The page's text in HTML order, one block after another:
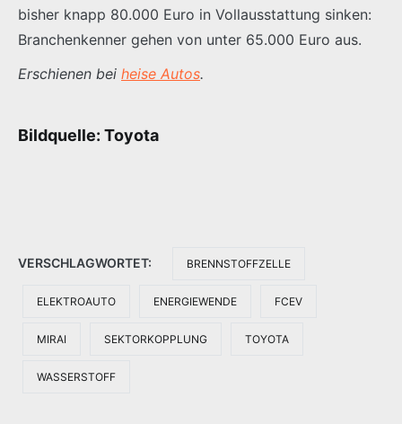
bisher knapp 80.000 Euro in Vollausstattung sinken:
Branchenkenner gehen von unter 65.000 Euro aus.
Erschienen bei heise Autos.
Bildquelle: Toyota
VERSCHLAGWORTET: BRENNSTOFFZELLE
ELEKTROAUTO ENERGIEWENDE FCEV
MIRAI SEKTORKOPPLUNG TOYOTA
WASSERSTOFF